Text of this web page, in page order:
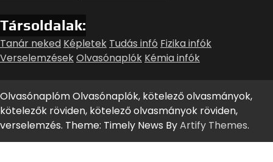
Társoldalak:
Tanár neked Képletek Tudás infó Fizika infók
VerselemzésekOlvasónaplók Kémia infók
Olvasónaplóm Olvasónaplók, kötelező olvasmányok,
kötelezők röviden, kötelező olvasmányok röviden,
verselemzés. Theme: Timely News ByArtify Themes.